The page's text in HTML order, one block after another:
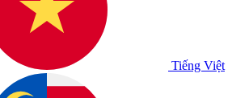
Tiếng Việt